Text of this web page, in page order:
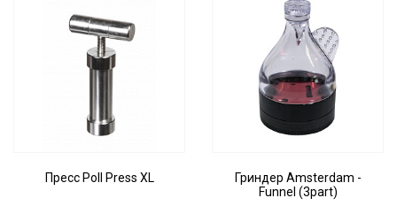
Пресс Poll Press XL
Гриндер Amsterdam -
Funnel (3part)